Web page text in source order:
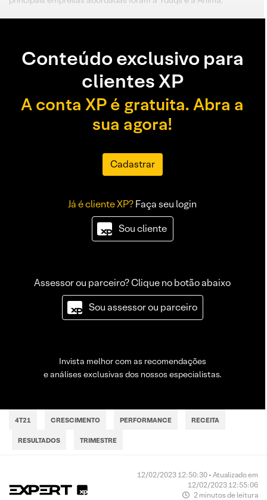
Conteúdo exclusivo para
clientes XP
A conta XP é gratuita. Abra a
sua agora!
Cadastrar
Já é cliente XP?Faça seu login
Sou cliente
Assessor ou parceiro? Clique no botão abaixo
Sou assessor ou parceiro
Invista melhor com as recomendações
e análises exclusivas dos nossos especialistas.
4T21 CRESCIMENTO PERFORMANCE RECEITA
RESULTADOS TRIMESTRE
12/02/2023 12:50:30 • Atualizado em
12/02/2023 12:55:06
2 minutos de leitura